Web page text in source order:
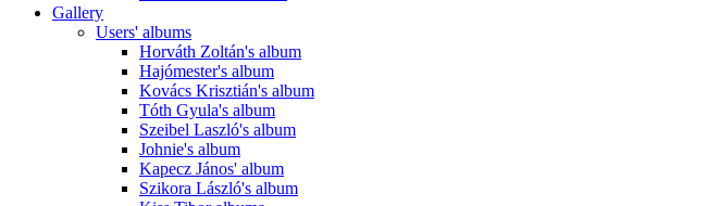
Gallery
Users' albums
Horváth Zoltán's album
Hajómester's album
Kovács Krisztián's album
Tóth Gyula's album
Szeibel Laszló's album
Johnie's album
Kapecz János' album
Szikora László's album